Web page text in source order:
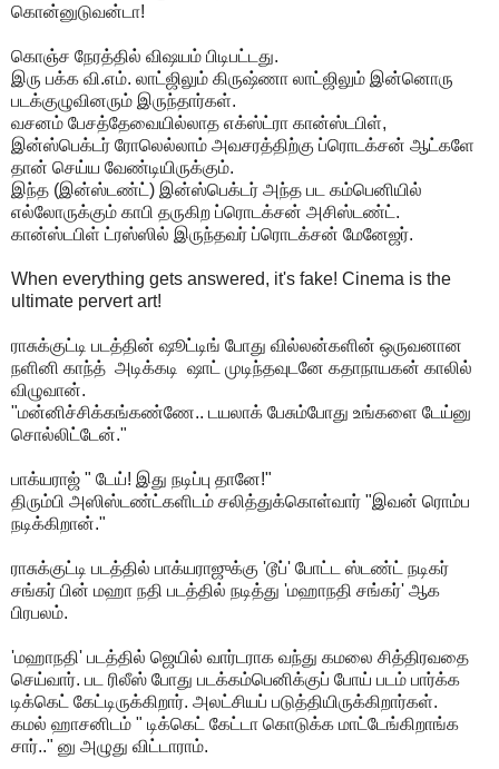
கொன்னுடுவன்டா!
கொஞ்ச நேரத்தில் விஷயம் பிடிபட்டது.
இரு பக்க வி.எம். லாட்ஜிலும் கிருஷ்ணா லாட்ஜிலும் இன்னொரு
படக்குழுவினரும் இருந்தார்கள்.
வசனம் பேசத்தேவையில்லாத எக்ஸ்ட்ரா கான்ஸ்டபிள்,
இன்ஸ்பெக்டர் ரோலெல்லாம் அவசரத்திற்கு ப்ரொடக்சன் ஆட்களே
தான் செய்ய வேண்டியிருக்கும்.
இந்த (இன்ஸ்டண்ட்) இன்ஸ்பெக்டர் அந்த பட கம்பெனியில்
எல்லோருக்கும் காபி தருகிற ப்ரொடக்சன் அசிஸ்டண்ட்.
கான்ஸ்டபிள் ட்ரஸ்ஸில் இருந்தவர் ப்ரொடக்சன் மேனேஜர்.
When everything gets answered, it's fake! Cinema is the
ultimate pervert art!
ராசுக்குட்டி படத்தின் ஷூட்டிங் போது வில்லன்களின் ஒருவனான
நளினி காந்த் அடிக்கடி ஷாட் முடிந்தவுடனே கதாநாயகன் காலில்
விழுவான்.
"மன்னிச்சிக்கங்கண்ணே.. டயலாக் பேசும்போது உங்களை டேய்னு
சொல்லிட்டேன்."
பாக்யராஜ் " டேய்! இது நடிப்பு தானே!"
திரும்பி அஸிஸ்டண்ட்களிடம் சலித்துக்கொள்வார் "இவன் ரொம்ப
நடிக்கிறான்."
ராசுக்குட்டி படத்தில் பாக்யராஜுக்கு 'டூப்' போட்ட ஸ்டண்ட் நடிகர்
சங்கர் பின் மஹா நதி படத்தில் நடித்து 'மஹாநதி சங்கர்' ஆக
பிரபலம்.
'மஹாநதி' படத்தில் ஜெயில் வார்டராக வந்து கமலை சித்திரவதை
செய்வார். பட ரிலீஸ் போது படக்கம்பெனிக்குப் போய் படம் பார்க்க
டிக்கெட் கேட்டிருக்கிறார். அலட்சியப் படுத்தியிருக்கிறார்கள்.
கமல் ஹாசனிடம் " டிக்கெட் கேட்டா கொடுக்க மாட்டேங்கிறாங்க
சார்.." னு அழுது விட்டாராம்.